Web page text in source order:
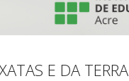
E DA TERRA